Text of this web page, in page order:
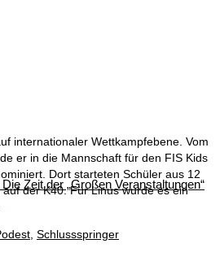
Die Zeit der „Großen Veranstaltungen“
internationaler Wettkampfebene. Vom
er in die Mannschaft für den FIS Kids
Dort starteten Schüler aus 12
der K40. Für Linus wurde es ein
Schlussspringer